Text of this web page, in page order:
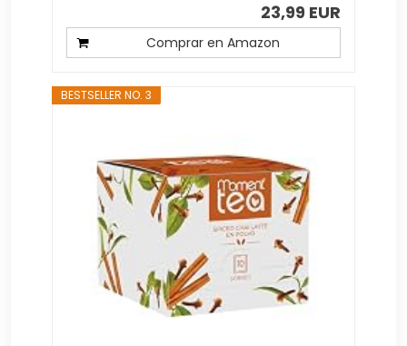
23,99 EUR
Comprar en Amazon
BESTSELLER NO. 3